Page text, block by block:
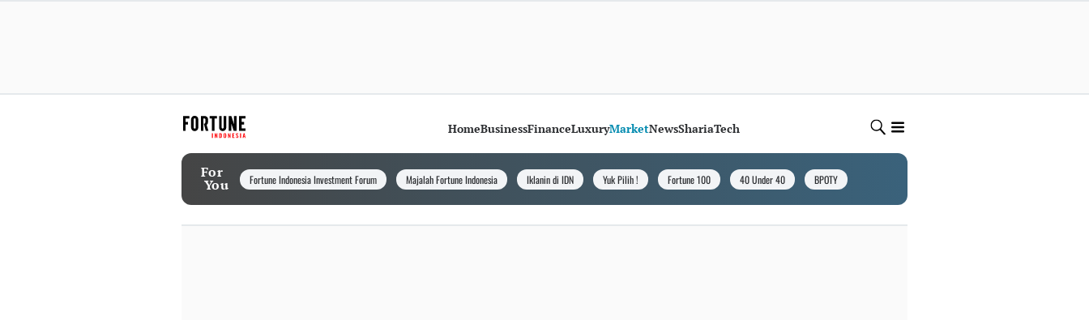
HomeBusinessFinanceLuxuryMarketNewsShariaTech
For
You Fortune Indonesia Investment Forum Majalah Fortune Indonesia Iklanin di IDN Yuk Pilih ! Fortune 100 40 Under 40 BPOTY